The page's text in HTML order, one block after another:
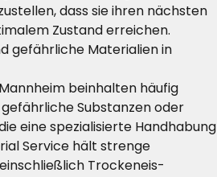
dass sie ihren nächsten
Zustand erreichen.
gefährliche Materialien in
beinhalten häufig
Substanzen oder
eine spezialisierte Handhabung
Service hält strenge
Trockeneis-